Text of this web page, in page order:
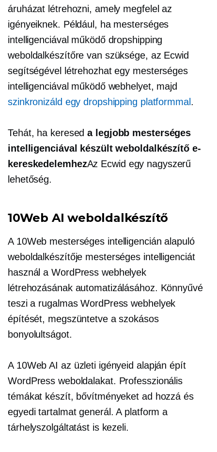
áruházat létrehozni, amely megfelel az
igényeiknek. Például, ha mesterséges
intelligenciával működő dropshipping
weboldalkészítőre van szüksége, az Ecwid
segítségével létrehozhat egy mesterséges
intelligenciával működő webhelyet, majd
szinkronizáld egy dropshipping platformmal.
Tehát, ha kereseda legjobb mesterséges
intelligenciával készült weboldalkészítő e-
kereskedelemhezAz Ecwid egy nagyszerű
lehetőség.
10Web AI weboldalkészítő
A 10Web mesterséges intelligencián alapuló
weboldalkészítője mesterséges intelligenciát
használ a WordPress webhelyek
létrehozásának automatizálásához. Könnyűvé
teszi a rugalmas WordPress webhelyek
építését, megszüntetve a szokásos
bonyolultságot.
A 10Web AI az üzleti igényeid alapján épít
WordPress weboldalakat. Professzionális
témákat készít, bővítményeket ad hozzá és
egyedi tartalmat generál. A platform a
tárhelyszolgáltatást is kezeli.